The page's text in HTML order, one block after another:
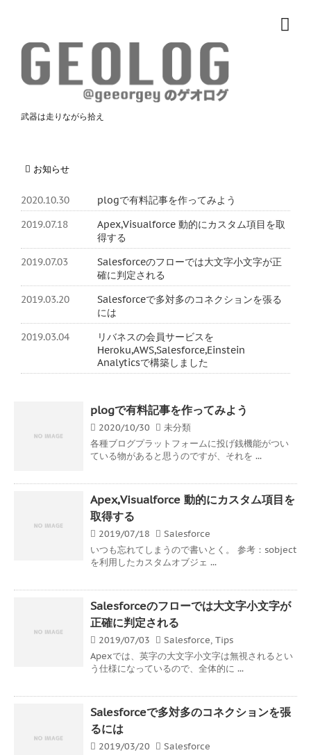
武器は走りながら拾え
お知らせ
2020.10.30
plogで有料記事を作ってみよう
2019.07.18
Apex,Visualforce 動的にカスタム項目を取
得する
2019.07.03
Salesforceのフローでは大文字小文字が正
確に判定される
2019.03.20
Salesforceで多対多のコネクションを張る
には
2019.03.04
リバネスの会員サービスを
Heroku,AWS,Salesforce,Einstein
Analyticsで構築しました
plogで有料記事を作ってみよう
2020/10/30
未分類
各種ブログプラットフォームに投げ銭機能がつい
ている物があると思うのですが、それを ...
Apex,Visualforce 動的にカスタム項目を
取得する
2019/07/18
Salesforce
いつも忘れてしまうので書いとく。 参考：sobject
を利用したカスタムオブジェ ...
Salesforceのフローでは大文字小文字が
正確に判定される
2019/07/03 Salesforce, Tips
Apexでは、英字の大文字小文字は無視されるとい
う仕様になっているので、全体的に ...
Salesforceで多対多のコネクションを張
るには
2019/03/20
Salesforce